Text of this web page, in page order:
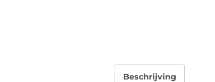
Beschrijving